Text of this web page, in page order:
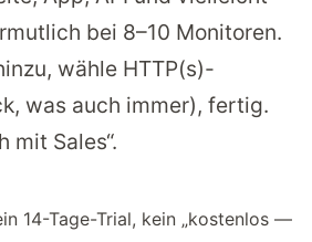
bei 8–10 Monitoren.
wähle HTTP(s)-
was auch immer), fertig.
mit Sales“.
14-Tage-Trial, kein „kostenlos —